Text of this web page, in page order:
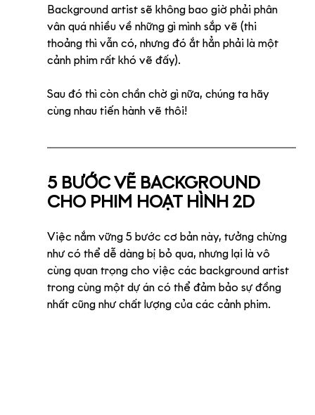
Background artist sẽ không bao giờ phải phân
vân quá nhiều về những gì mình sắp vẽ (thi
thoảng thì vẫn có, nhưng đó ắt hẳn phải là một
cảnh phim rất khó vẽ đấy).
Sau đó thì còn chần chờ gì nữa, chúng ta hãy
cùng nhau tiến hành vẽ thôi!
5 BƯỚC VẼ BACKGROUND
CHO PHIM HOẠT HÌNH 2D
Việc nắm vững 5 bước cơ bản này, tưởng chừng
như có thể dễ dàng bị bỏ qua, nhưng lại là vô
cùng quan trọng cho việc các background artist
trong cùng một dự án có thể đảm bảo sự đồng
nhất cũng như chất lượng của các cảnh phim.